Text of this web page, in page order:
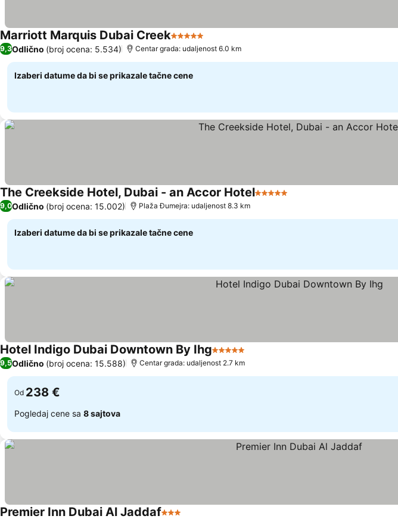
Marriott Marquis Dubai Creek5 Zvezdice
9,3Odlično (broj ocena: 5.534) Centar grada: udaljenost 6.0 km
Izaberi datume da bi se prikazale tačne cene
The Creekside Hotel, Dubai - an Accor Hotel5 Zvezdice
9,0Odlično (broj ocena: 15.002) Plaža Đumejra: udaljenost 8.3 km
Izaberi datume da bi se prikazale tačne cene
Hotel Indigo Dubai Downtown By Ihg5 Zvezdice
9,5Odlično (broj ocena: 15.588) Centar grada: udaljenost 2.7 km
Od 238 €
Pogledaj cene sa 8 sajtova
Premier Inn Dubai Al Jaddaf